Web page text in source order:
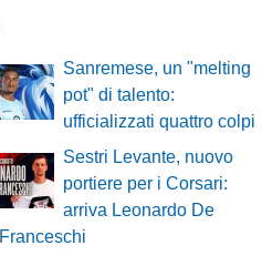
Sanremese, un "melting
pot" di talento:
ufficializzati quattro colpi
Sestri Levante, nuovo
portiere per i Corsari:
arriva Leonardo De
Franceschi